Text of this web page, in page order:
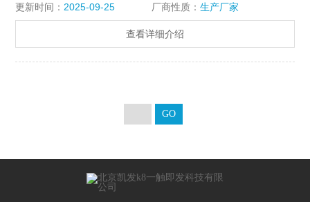
试验条件，提高试验数据质量。
更新时间： 2025-09-25 厂商性质： 生产厂家
查看详细介绍